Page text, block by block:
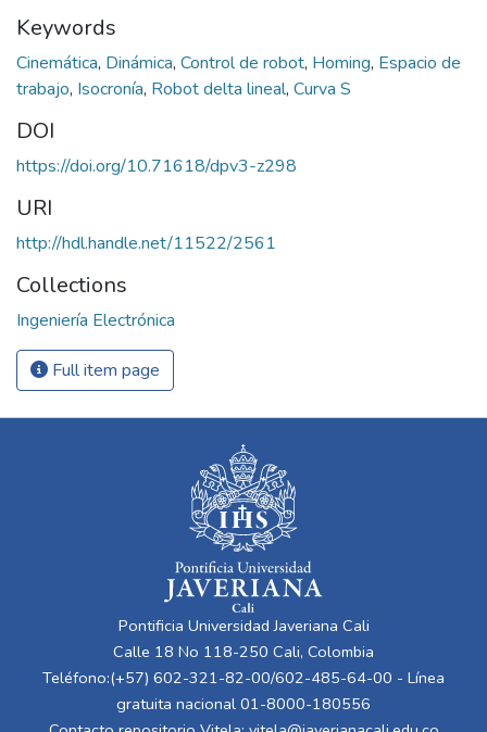
Keywords
Cinemática, Dinámica, Control de robot, Homing, Espacio de
trabajo, Isocronía, Robot delta lineal, Curva S
DOI
https://doi.org/10.71618/dpv3-z298
URI
http://hdl.handle.net/11522/2561
Collections
Ingeniería Electrónica
Full item page
Pontificia Universidad Javeriana Cali
Calle 18 No 118-250 Cali, Colombia
Teléfono:(+57) 602-321-82-00/602-485-64-00 - Línea
gratuita nacional 01-8000-180556